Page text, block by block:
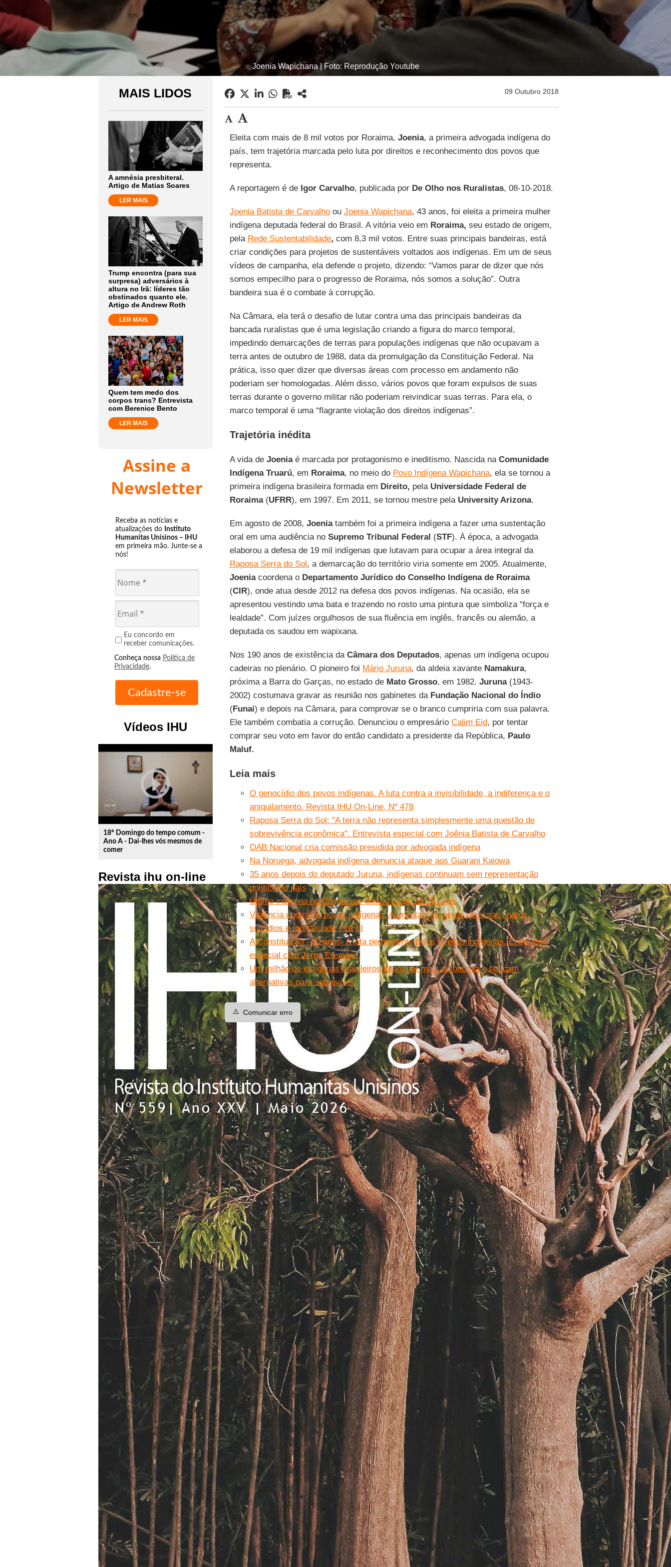
Joenia Wapichana | Foto: Reprodução Youtube
MAIS LIDOS
A amnésia presbiteral.
Artigo de Matias Soares
LER MAIS
Trump encontra (para sua
surpresa) adversários à
altura no Irã: líderes tão
obstinados quanto ele.
Artigo de Andrew Roth
LER MAIS
Quem tem medo dos
corpos trans? Entrevista
com Berenice Bento
LER MAIS
Assine a
Newsletter
Receba as notícias e
atualizações do Instituto
Humanitas Unisinos – IHU
em primeira mão. Junte-se a
nós!
Eu concordo em
receber comunicações.
Conheça nossa Política de
Privacidade.
Vídeos IHU
play_circle_outline
18º Domingo do tempo comum -
Ano A - Dai-lhes vós mesmos de
comer
Revista ihu on-line
09 Outubro 2018
Eleita com mais de 8 mil votos por Roraima, Joenia, a primeira advogada indígena do
país, tem trajetória marcada pelo luta por direitos e reconhecimento dos povos que
representa.
A reportagem é de Igor Carvalho, publicada por De Olho nos Ruralistas, 08-10-2018.
Joenia Batista de Carvalhoou Joenia Wapichana, 43 anos, foi eleita a primeira mulher
indígena deputada federal do Brasil. A vitória veio em Roraima, seu estado de origem,
pela Rede Sustentabilidade, com 8,3 mil votos. Entre suas principais bandeiras, está
criar condições para projetos de sustentáveis voltados aos indígenas. Em um de seus
vídeos de campanha, ela defende o projeto, dizendo: “Vamos parar de dizer que nós
somos empecilho para o progresso de Roraima, nós somos a solução”. Outra
bandeira sua é o combate à corrupção.
Na Câmara, ela terá o desafio de lutar contra uma das principais bandeiras da
bancada ruralistas que é uma legislação criando a figura do marco temporal,
impedindo demarcações de terras para populações indígenas que não ocupavam a
terra antes de outubro de 1988, data da promulgação da Constituição Federal. Na
prática, isso quer dizer que diversas áreas com processo em andamento não
poderiam ser homologadas. Além disso, vários povos que foram expulsos de suas
terras durante o governo militar não poderiam reivindicar suas terras. Para ela, o
marco temporal é uma “flagrante violação dos direitos indígenas”.
Trajetória inédita
A vida de Joeniaé marcada por protagonismo e ineditismo. Nascida na Comunidade
Indígena Truarú, em Roraima, no meio do Povo Indígena Wapichana, ela se tornou a
primeira indígena brasileira formada em Direito, pela Universidade Federal de
Roraima (UFRR), em 1997. Em 2011, se tornou mestre pela University Arizona.
Em agosto de 2008, Joeniatambém foi a primeira indígena a fazer uma sustentação
oral em uma audiência no Supremo Tribunal Federal (STF). À época, a advogada
elaborou a defesa de 19 mil indígenas que lutavam para ocupar a área integral da
Raposa Serra do Sol, a demarcação do território viria somente em 2005. Atualmente,
Joeniacoordena o Departamento Jurídico do Conselho Indígena de Roraima
(CIR), onde atua desde 2012 na defesa dos povos indígenas. Na ocasião, ela se
apresentou vestindo uma bata e trazendo no rosto uma pintura que simboliza “força e
lealdade”. Com juízes orgulhosos de sua fluência em inglês, francês ou alemão, a
deputada os saudou em wapixana.
Nos 190 anos de existência daCâmara dos Deputados, apenas um indígena ocupou
cadeiras no plenário. O pioneiro foi Mário Juruna, da aldeia xavante Namakura,
próxima a Barra do Garças, no estado de Mato Grosso, em 1982. Juruna(1943-
2002) costumava gravar as reunião nos gabinetes da Fundação Nacional do Índio
(Funai) e depois na Câmara, para comprovar se o branco cumpriria com sua palavra.
Ele também combatia a corrução. Denunciou o empresário Calim Eid, por tentar
comprar seu voto em favor do então candidato a presidente da República, Paulo
Maluf.
Leia mais
O genocídio dos povos indígenas. A luta contra a invisibilidade, a indiferença e o
aniquilamento. Revista IHU On-Line, Nº 478
Raposa Serra do Sol: "A terra não representa simplesmente uma questão de
sobrevivência econômica". Entrevista especial com Joênia Batista de Carvalho
OAB Nacional cria comissão presidida por advogada indígena
Na Noruega, advogada indígena denuncia ataque aos Guarani Kaiowa
35 anos depois do deputado Juruna, indígenas continuam sem representação
política no país
Último indígena no Congresso deixou cargo há 28 anos
Violência contra os povos indígenas: Aumentam números de assassinatos,
suicídios e mortalidade infantil
A Constituição - 30 anos. A luta permanente pelos direitos indígenas. Entrevista
especial com Jorge Eremites
Um milhão de indígenas brasileiros lutam por mais autonomia e buscam
alternativas para sobreviver
⚠️ Comunicar erro